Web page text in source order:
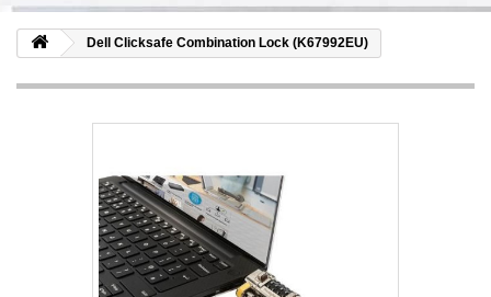
Dell Clicksafe Combination Lock (K67992EU)